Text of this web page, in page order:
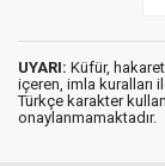
UYARI: Küfür,
içeren, imla kuralları
Türkçe karakter
onaylanmamaktadır.